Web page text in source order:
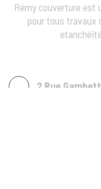
Rémy couverture est
pour tous travaux
2 Rue